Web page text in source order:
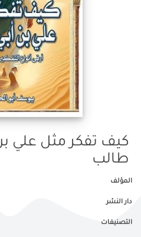
كيف تفكر مثل علي
طالب
المؤلف
دار النشر
التصنيفات